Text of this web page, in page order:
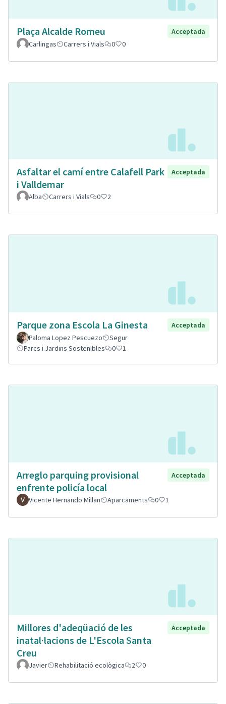
Plaça Alcalde Romeu
Acceptada
Carlingas
Carrers i Vials 0 0
Asfaltar el camí entre Calafell Park
i Valldemar
Acceptada
Alba Carrers i Vials 0 2
Parque zona Escola La Ginesta
Acceptada
Paloma Lopez Pescuezo
Segur
Parcs i Jardins Sostenibles
0 1
Arreglo parquing provisional
enfrente policía local
Acceptada
Vicente Hernando Millan Aparcaments 0 1
Millores d'adeqüació de les
inatal·lacions de L'Escola Santa
Creu
Acceptada
Javier Rehabilitació ecològica 2 0